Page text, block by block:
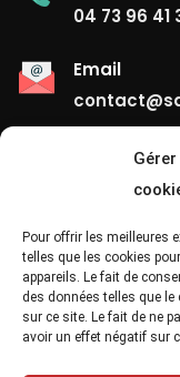
Pour offrir les meilleures
telles que les cookies
appareils. Le fait de
des données telles que
sur ce site. Le fait de ne
avoir un effet négatif sur
04 73 96 41
Email
Liens Utiles
Contact
Mentions
Confidentialité